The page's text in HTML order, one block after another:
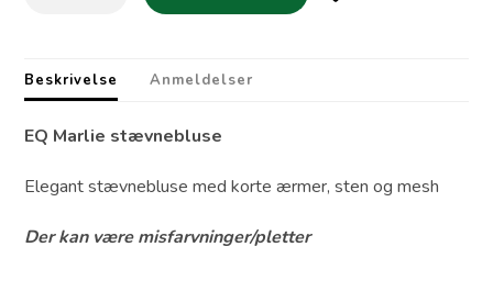
Beskrivelse Anmeldelser
EQ Marlie stævnebluse
Elegant stævnebluse med korte ærmer, sten og mesh
Der kan være misfarvninger/pletter